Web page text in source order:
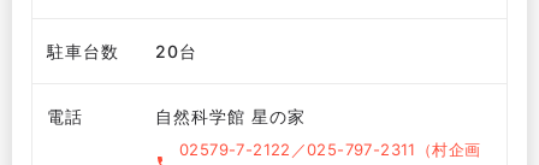
駐車台数 20台
電話 自然科学館 星の家
02579-7-2122／025-797-2311（村企画